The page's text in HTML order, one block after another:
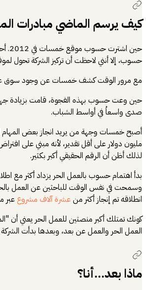
كيف يرسم الماضي مبادرات
حسوب، إلا أنني لاحظت أن تركيز الشركة تحول
مع مرور الوقت كشف خمسات عن وجود سوق
حين وعت حسوب بهذه الفجوة، قامت بزيادة
صدى واسعاُ في أواسط الشباب.
أصبح خمسات وجهة من يريد انجاز بعض المهام
لذلك أظن أن الرقم الحقيقي أكبر بكثير.
بدأ اهتمام حسوب بالعمل الحر يزداد أكثر مع
وسمحت في نفس الوقت للباحثين عن العمل
انطلاقه تم إنجاز أكثر منعشرة آلاف مشروع عبر
كونك تمتلك أكبر منصتين للعمل الحر يعني أن
العمل الحر والعمل عن بعد، وبعدها بدأت
ماذا بعد...أنا؟